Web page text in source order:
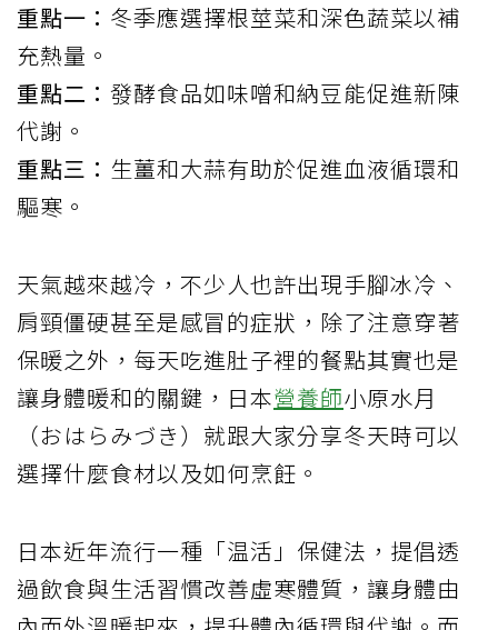
重點一： 冬季應選擇根莖菜和深色蔬菜以補
充熱量。
重點二： 發酵食品如味噌和納豆能促進新陳
代謝。
重點三： 生薑和大蒜有助於促進血液循環和
驅寒。
天氣越來越冷，不少人也許出現手腳冰冷、
肩頸僵硬甚至是感冒的症狀，除了注意穿著
保暖之外，每天吃進肚子裡的餐點其實也是
讓身體暖和的關鍵，日本營養師小原水月
（おはらみづき）就跟大家分享冬天時可以
選擇什麼食材以及如何烹飪。
日本近年流行一種「温活」保健法，提倡透
過飲食與生活習慣改善虛寒體質，讓身體由